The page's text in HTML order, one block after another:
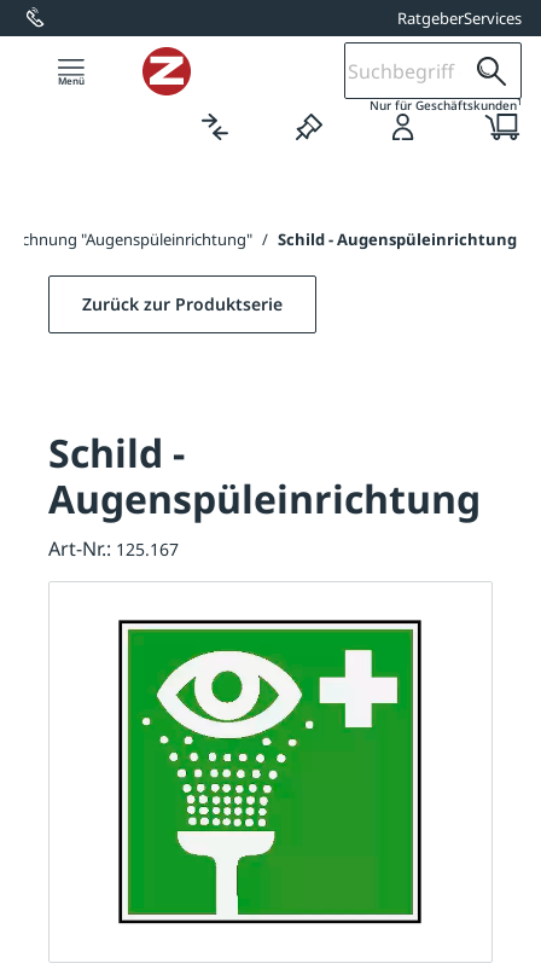
springen RatgeberServices
Nur für Geschäftskunden1
"Augenspüleinrichtung" / Schild - Augenspüleinrichtung
Zurück zur Produktserie
Schild -
Augenspüleinrichtung
Art-Nr.: 125.167